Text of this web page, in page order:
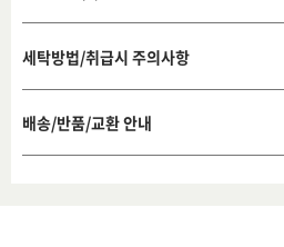
세탁방법/취급시 주의사항
배송/반품/교환 안내